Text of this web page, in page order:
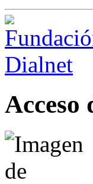
Acceso